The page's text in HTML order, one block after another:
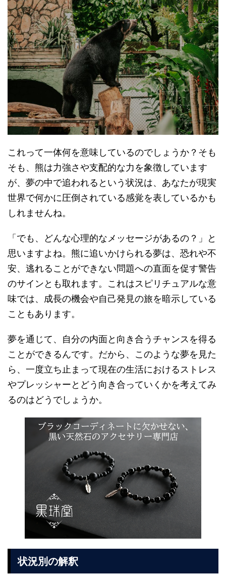
これって一体何を意味しているのでしょうか？そも
そも、熊は力強さや支配的な力を象徴しています
が、夢の中で追われるという状況は、あなたが現実
世界で何かに圧倒されている感覚を表しているかも
しれませんね。
「でも、どんな心理的なメッセージがあるの？」と
思いますよね。熊に追いかけられる夢は、恐れや不
安、逃れることができない問題への直面を促す警告
のサインとも取れます。これはスピリチュアルな意
味では、成長の機会や自己発見の旅を暗示している
こともあります。
夢を通じて、自分の内面と向き合うチャンスを得る
ことができるんです。だから、このような夢を見た
ら、一度立ち止まって現在の生活におけるストレス
やプレッシャーとどう向き合っていくかを考えてみ
るのはどうでしょうか。
状況別の解釈